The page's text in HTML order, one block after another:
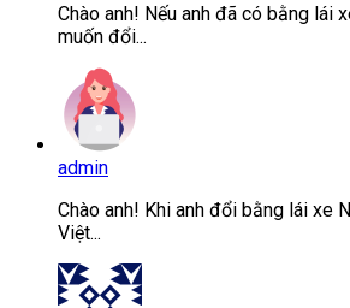
Chào anh! Nếu anh đã có bằng lái
muốn đổi...
admin
Chào anh! Khi anh đổi bằng lái xe
Việt...